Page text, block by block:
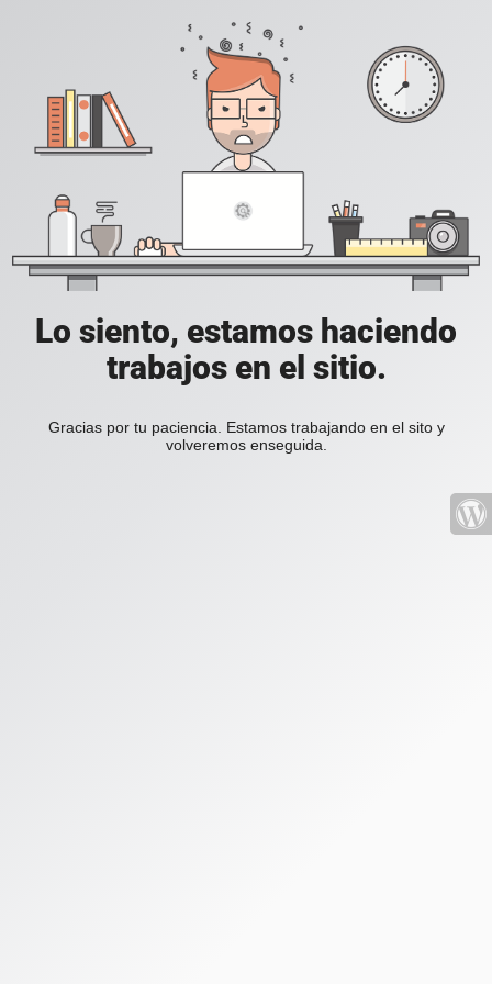
Lo siento, estamos haciendo
trabajos en el sitio.
Gracias por tu paciencia. Estamos trabajando en el sito y
volveremos enseguida.